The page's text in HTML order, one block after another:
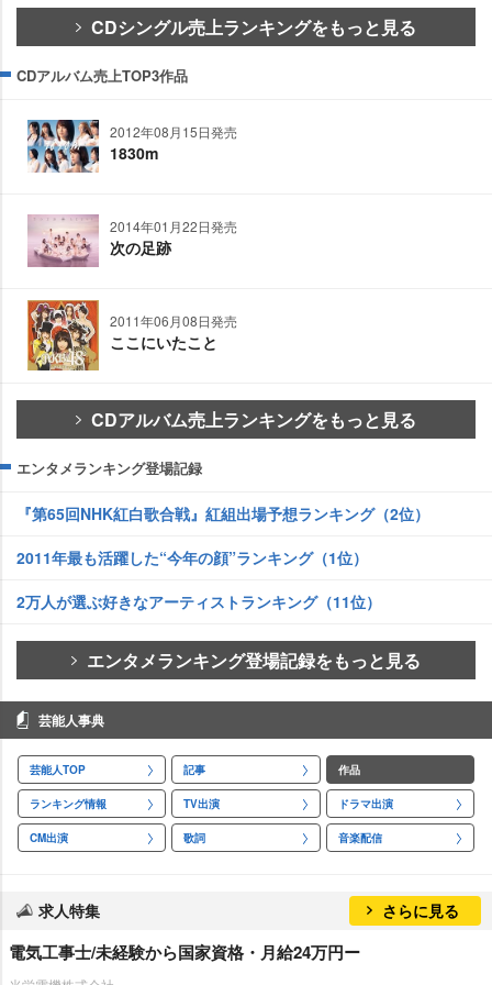
CDシングル売上ランキングをもっと見る
CDアルバム売上TOP3作品
2012年08月15日発売
1830m
2014年01月22日発売
次の足跡
2011年06月08日発売
ここにいたこと
CDアルバム売上ランキングをもっと見る
エンタメランキング登場記録
『第65回NHK紅白歌合戦』紅組出場予想ランキング（2位）
2011年最も活躍した“今年の顔”ランキング（1位）
2万人が選ぶ好きなアーティストランキング（11位）
エンタメランキング登場記録をもっと見る
芸能人事典
芸能人TOP 記事 作品
ランキング情報 TV出演 ドラマ出演
CM出演 歌詞 音楽配信
求人特集 さらに見る
電気工事士/未経験から国家資格・月給24万円ー